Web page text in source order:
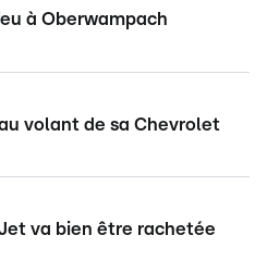
à Oberwampach
volant de sa Chevrolet
va bien être rachetée